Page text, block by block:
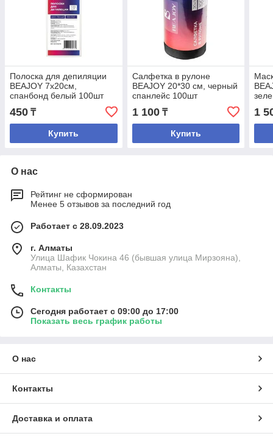
Полоска для депиляции
BEAJOY 7х20см,
спанбонд белый 100шт
450 ₸
Купить
Салфетка в рулоне
BEAJOY 20*30 см, черный
спанлейс 100шт
1 100₸
Купить
1
О нас
Рейтинг не сформирован
Менее 5 отзывов за последний год
Работает с 28.09.2023
г. Алматы
Улица Шафик Чокина 46 (бывшая улица Мирзояна),
Алматы, Казахстан
Контакты
Сегодня работает с 09:00 до 17:00
Показать весь график работы
О нас
Контакты
Доставка и оплата